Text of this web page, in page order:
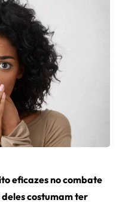
eficazes no combate
costumam ter